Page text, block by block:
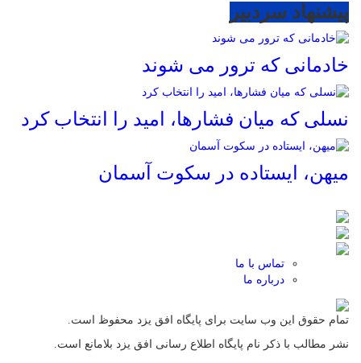
پیشنهاد سردبیر
خادمانی که ترور می شوند
نسلی که میان فشارها، امید را انتخاب کرد
میهن، ایستاده در سکوت آسمان
تماس با ما
درباره ما
تمام حقوق این وب سایت برای پایگاه افق یزد محفوظ است.
نشر مطالب با ذکر نام پایگاه اطلاع رسانی افق یزد بلامانع است.